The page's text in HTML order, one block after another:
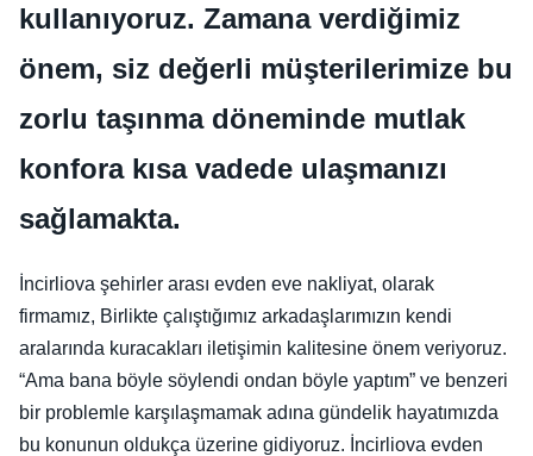
kullanıyoruz. Zamana verdiğimiz
önem, siz değerli müşterilerimize bu
zorlu taşınma döneminde mutlak
konfora kısa vadede ulaşmanızı
sağlamakta.
İncirliova şehirler arası evden eve nakliyat, olarak
firmamız, Birlikte çalıştığımız arkadaşlarımızın kendi
aralarında kuracakları iletişimin kalitesine önem veriyoruz.
“Ama bana böyle söylendi ondan böyle yaptım” ve benzeri
bir problemle karşılaşmamak adına gündelik hayatımızda
bu konunun oldukça üzerine gidiyoruz. İncirliova evden